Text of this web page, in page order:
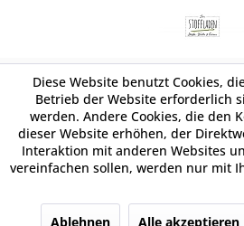
Diese Website benutzt Cookies,
Betrieb der Website erforderlich
werden. Andere Cookies, die den
dieser Website erhöhen, der
Interaktion mit anderen Websites
vereinfachen sollen, werden nur mit
Ablehnen Alle akzeptieren